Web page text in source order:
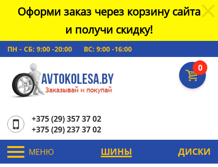
Оформи заказ через корзину сайта
и получи скидку!
ПН - СБ: 9:00 -20:00 ВС: 9:00 -16:00
0
+375 (29) 357 37 02
+375 (29) 237 37 02
МЕНЮ ШИНЫ ДИСКИ